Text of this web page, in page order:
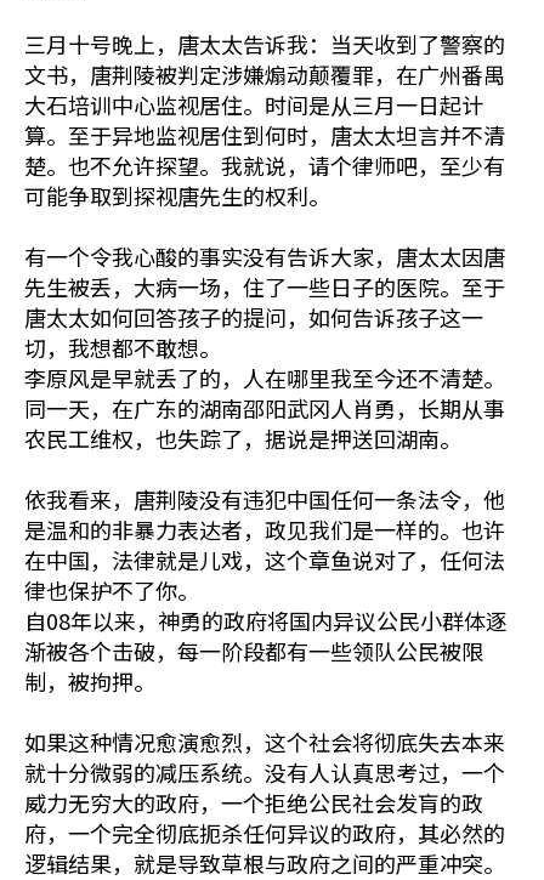
三月十号晚上，唐太太告诉我：当天收到了警察的
文书，唐荆陵被判定涉嫌煽动颠覆罪，在广州番禺
大石培训中心监视居住。时间是从三月一日起计
算。至于异地监视居住到何时，唐太太坦言并不清
楚。也不允许探望。我就说，请个律师吧，至少有
可能争取到探视唐先生的权利。
有一个令我心酸的事实没有告诉大家，唐太太因唐
先生被丢，大病一场，住了一些日子的医院。至于
唐太太如何回答孩子的提问，如何告诉孩子这一
切，我想都不敢想。
李原风是早就丢了的，人在哪里我至今还不清楚。
同一天，在广东的湖南邵阳武冈人肖勇，长期从事
农民工维权，也失踪了，据说是押送回湖南。
依我看来，唐荆陵没有违犯中国任何一条法令，他
是温和的非暴力表达者，政见我们是一样的。也许
在中国，法律就是儿戏，这个章鱼说对了，任何法
律也保护不了你。
自08年以来，神勇的政府将国内异议公民小群体逐
渐被各个击破，每一阶段都有一些领队公民被限
制，被拘押。
如果这种情况愈演愈烈，这个社会将彻底失去本来
就十分微弱的减压系统。没有人认真思考过，一个
威力无穷大的政府，一个拒绝公民社会发肓的政
府，一个完全彻底扼杀任何异议的政府，其必然的
逻辑结果，就是导致草根与政府之间的严重冲突。